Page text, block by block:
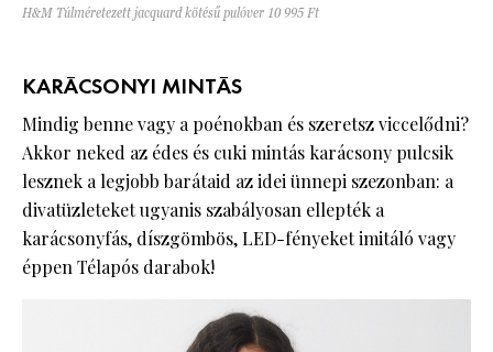
H&M Túlméretezett jacquard kötésű pulóver 10 995 Ft
KARÁCSONYI MINTÁS
Mindig benne vagy a poénokban és szeretsz viccelődni?
Akkor neked az édes és cuki mintás karácsony pulcsik
lesznek a legjobb barátaid az idei ünnepi szezonban: a
divatüzleteket ugyanis szabályosan ellepték a
karácsonyfás, díszgömbös, LED-fényeket imitáló vagy
éppen Télapós darabok!